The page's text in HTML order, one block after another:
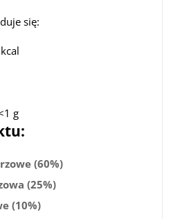
się:
g
(60%)
(25%)
(10%)